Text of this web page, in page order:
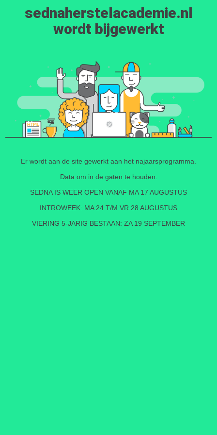
sednaherstelacademie.nl
wordt bijgewerkt
Er wordt aan de site gewerkt aan het najaarsprogramma.
Data om in de gaten te houden:
SEDNA IS WEER OPEN VANAF MA 17 AUGUSTUS
INTROWEEK: MA 24 T/M VR 28 AUGUSTUS
VIERING 5-JARIG BESTAAN: ZA 19 SEPTEMBER